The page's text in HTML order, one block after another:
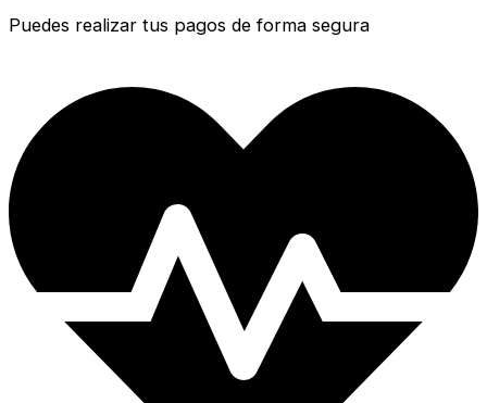
Puedes realizar tus pagos de forma segura